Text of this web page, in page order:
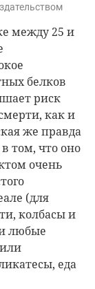
между 25 и
белков
риск
как и
же правда
том, что оно
очень
(для
колбасы и
любые
еда